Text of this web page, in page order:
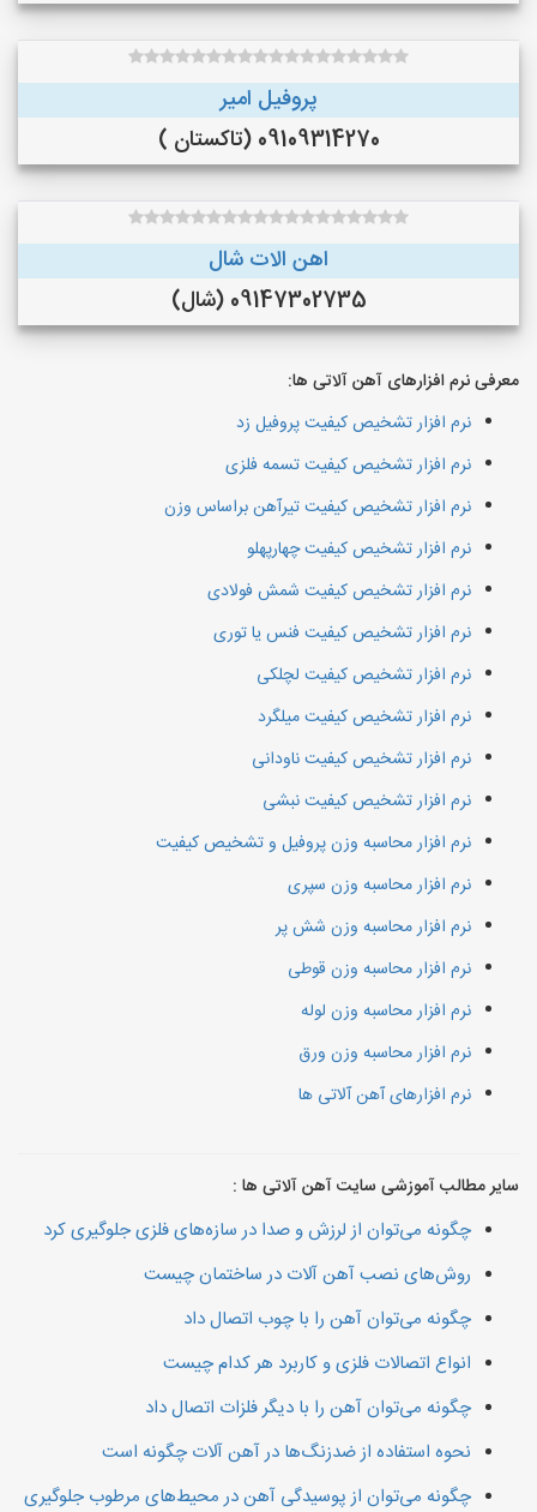
پروفیل امیر
09109314270 (تاکستان )
اهن الات شال
09147302735 (شال)
معرفی نرم افزارهای آهن آلاتی ها:
نرم افزار تشخیص کیفیت پروفیل زد
نرم افزار تشخیص کیفیت تسمه فلزی
نرم افزار تشخیص کیفیت تیرآهن براساس وزن
نرم افزار تشخیص کیفیت چهارپهلو
نرم افزار تشخیص کیفیت شمش فولادی
نرم افزار تشخیص کیفیت فنس یا توری
نرم افزار تشخیص کیفیت لچلکی
نرم افزار تشخیص کیفیت میلگرد
نرم افزار تشخیص کیفیت ناودانی
نرم افزار تشخیص کیفیت نبشی
نرم افزار محاسبه وزن پروفیل و تشخیص کیفیت
نرم افزار محاسبه وزن سپری
نرم افزار محاسبه وزن شش پر
نرم افزار محاسبه وزن قوطی
نرم افزار محاسبه وزن لوله
نرم افزار محاسبه وزن ورق
نرم افزارهای آهن آلاتی ها
سایر مطالب آموزشی سایت آهن آلاتی ها :
چگونه می‌توان از لرزش و صدا در سازه‌های فلزی جلوگیری کرد
روش‌های نصب آهن آلات در ساختمان چیست
چگونه می‌توان آهن را با چوب اتصال داد
انواع اتصالات فلزی و کاربرد هر کدام چیست
چگونه می‌توان آهن را با دیگر فلزات اتصال داد
نحوه استفاده از ضدزنگ‌ها در آهن آلات چگونه است
چگونه می‌توان از پوسیدگی آهن در محیط‌های مرطوب جلوگیری